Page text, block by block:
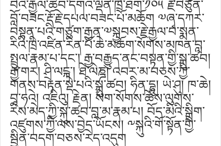
བའི་རྒྱལ་ཚབ་དགའ་ལྡན་ཁྲི་ཐོག་༡༠༥ རྗེ་བཙུན་
བློ་བཟང་རྡོ་རྗེ་དཔལ་བཟང་པོ་མཆོག ༧ཞྭ་དཀར་
བསྟན་པའི་གཙུག་རྒྱན་༧སྐྱབས་རྗེ་རྒྱལ་བ་སྨན་
རིའི་ཁྲི་འཛིན་རིན་པོ་ཆེ་མཆོག་སོགས་མཁན་བླ་
སྤྲུལ་རྣམ་པ་དང་། རྒྱ་བརྒྱུད་ནང་བསྟན་གྱི་སྐུ་ཚབ།
རྒྱ་གར། ཤྲི་ལངྐ་། ཐེ་ལེཎྜ། འབར་མ་བཅས་ཀྱི་
གནས་བརྟན་སྡེ་པའི་སྐུ་ཚབ། ཧིན་དྷུ། ཡེ་ཤུ། ཁ་ཆེ།
བཱ་ཧའེ། འཇིའུ། རྗེན། སིག་སོགས་ཆོས་ལུགས་
རིས་མེད་ཀྱི་སྐུ་ཚབ་བླ་མ་རྣམ་པ། བོད་མིའི་སྒྲིག་
འཛུགས་ཀྱི་ལས་བྱེད་ཡོངས། ༸སྐུའི་གོ་སྟོན་གྱི་
སྦྱིན་བདག་བཅས་རེད་འདུག